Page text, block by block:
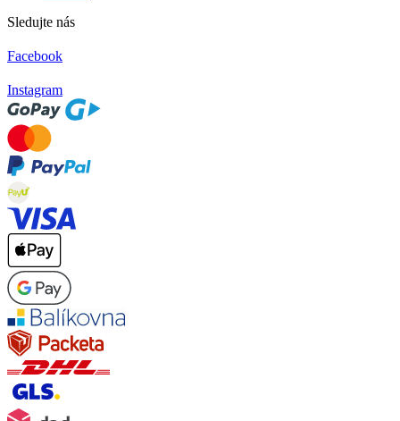
Sledujte nás
Facebook
Instagram